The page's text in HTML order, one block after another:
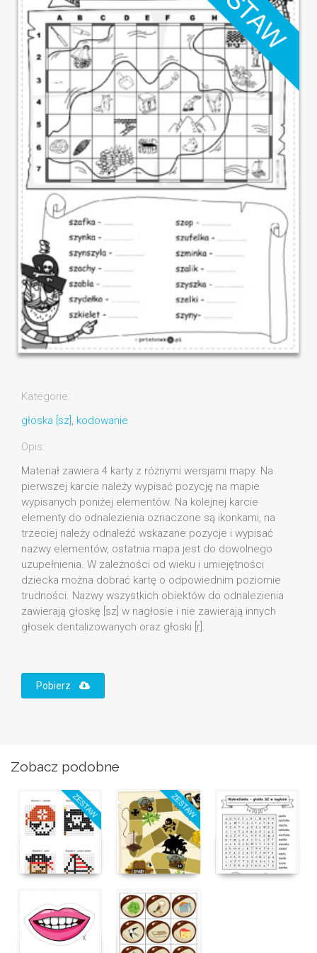
Kategorie:
głoska [sz] , kodowanie
Opis:
Materiał zawiera 4 karty z różnymi wersjami mapy. Na
pierwszej karcie należy wypisać pozycję na mapie
wypisanych poniżej elementów. Na kolejnej karcie
elementy do odnalezienia oznaczone są ikonkami, na
trzeciej należy odnaleźć wskazane pozycje i wypisać
nazwy elementów, ostatnia mapa jest do dowolnego
uzupełnienia. W zależności od wieku i umiejętności
dziecka można dobrać kartę o odpowiednim poziomie
trudności. Nazwy wszystkich obiektów do odnalezienia
zawierają głoskę [sz] w nagłosie i nie zawierają innych
głosek dentalizowanych oraz głoski [r].
Pobierz
Zobacz podobne